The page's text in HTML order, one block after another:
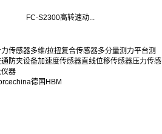
FC-S2300高转速动...
传感器多维/拉扭复合传感器多分量测力平台测
防夹设备加速度传感器直线位移传感器压力传感
器
德国HBM